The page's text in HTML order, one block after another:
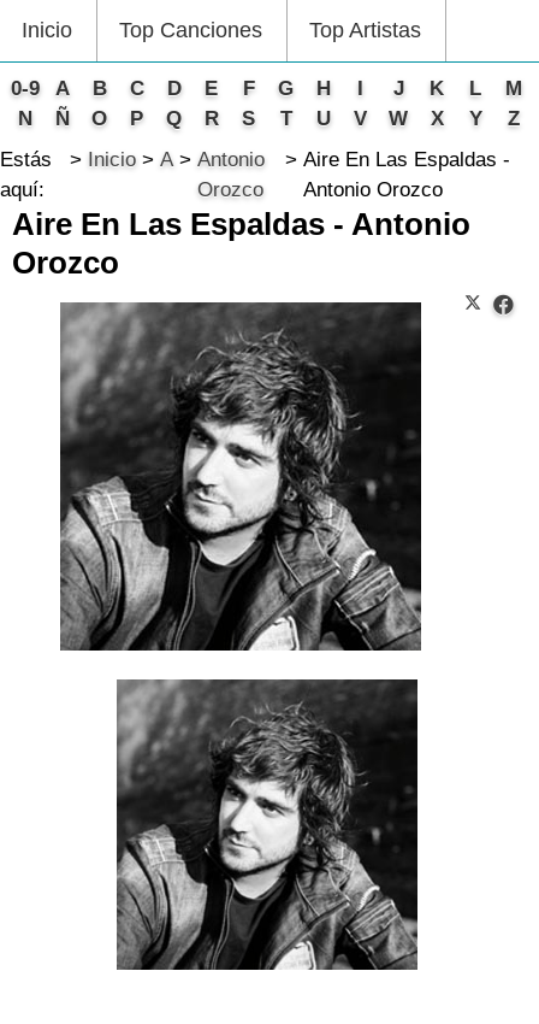
Inicio Top Canciones Top Artistas
0-9 A B C D E F G H I J K L
M
N
Ñ O P Q R S T U V W X Y
Z
Estás
aquí:
Inicio A
Antonio
Orozco
Aire En Las Espaldas -
Antonio Orozco
Aire En Las Espaldas - Antonio
Orozco